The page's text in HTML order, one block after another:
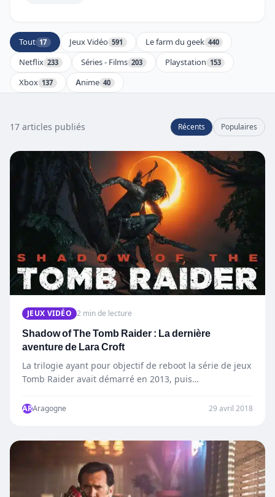
Tout 17 Jeux Vidéo 591 Le farm du geek 440
Netflix 233 Séries - Films 203 Playstation 153
Xbox 137 Anime 40
17 articles publiés Récents Populaires
JEUX VIDÉO 2 min de lecture
Shadow of The Tomb Raider : La dernière
aventure de Lara Croft
La trilogie ayant pour objectif de reboot la série de jeux
Tomb Raider avait démarré en 2013, puis…
ARAragogne 29 avril 2018